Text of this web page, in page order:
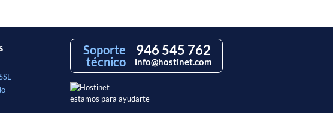
Soporte
técnico
946 545 762
info@hostinet.com
estamos para ayudarte